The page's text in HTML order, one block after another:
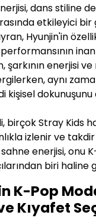
dans stiline
etkileyici
Hyunjin'in
şarkının enerjisi
aynı
kişisel
birçok Stray Kids
izlenir ve
enerjisi, onu
biri haline
K-Pop
Kıyafet